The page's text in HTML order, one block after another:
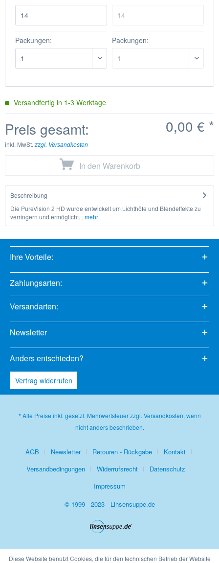
Packungen: Packungen:
Versandfertig in 1-3 Werktage
Preis gesamt: 0,00 € *
inkl. MwSt. zzgl. Versandkosten
In den Warenkorb
Beschreibung
Die PureVision 2 HD wurde entwickelt um Lichthöfe und Blendeffekte zu
verringern und ermöglicht... mehr
Ihre Vorteile:
Zahlungsarten:
Versandarten:
Newsletter
Anders entschieden?
Vertrag widerrufen
* Alle Preise inkl. gesetzl. Mehrwertsteuer zzgl. Versandkosten, wenn
nicht anders beschrieben.
AGB Newsletter Retouren - Rückgabe
Kontakt
Versandbedingungen
Widerrufsrecht
Datenschutz
Impressum
© 1999 - 2023 - Linsensuppe.de
Diese Website benutzt Cookies, die für den technischen Betrieb der Website